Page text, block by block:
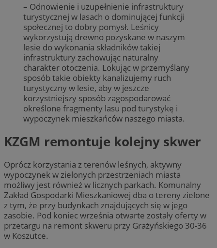
– Odnowienie i uzupełnienie infrastruktury
turystycznej w lasach o dominującej funkcji
społecznej to dobry pomysł. Leśnicy
wykorzystują drewno pozyskane w naszym
lesie do wykonania składników takiej
infrastruktury zachowując naturalny
charakter otoczenia. Lokując w przemyślany
sposób takie obiekty kanalizujemy ruch
turystyczny w lesie, aby w jeszcze
korzystniejszy sposób zagospodarować
określone fragmenty lasu pod turystykę i
wypoczynek mieszkańców naszego miasta.
KZGM remontuje kolejny skwer
Oprócz korzystania z terenów leśnych, aktywny
wypoczynek w zielonych przestrzeniach miasta
możliwy jest również w licznych parkach. Komunalny
Zakład Gospodarki Mieszkaniowej dba o tereny zielone
z tym, że przy budynkach znajdujących się w jego
zasobie. Pod koniec września otwarte zostały oferty w
przetargu na remont skweru przy Grażyńskiego 30-36
w Koszutce.